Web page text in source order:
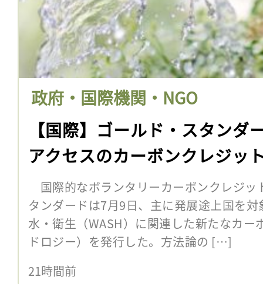
政府・国際機関・NGO
【国際】ゴールド・スタンダ
アクセスのカーボンクレジッ
国際的なボランタリーカーボンクレジッ
タンダードは7月9日、主に発展途上国を
水・衛生（WASH）に関連した新たなカー
ドロジー）を発行した。方法論の […]
21時間前